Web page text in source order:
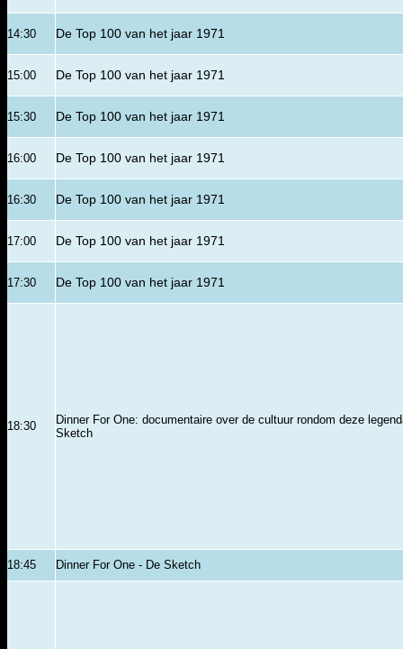
14:30 De Top 100 van het jaar 1971
15:00 De Top 100 van het jaar 1971
15:30 De Top 100 van het jaar 1971
16:00 De Top 100 van het jaar 1971
16:30 De Top 100 van het jaar 1971
17:00 De Top 100 van het jaar 1971
17:30 De Top 100 van het jaar 1971
18:30
Dinner For One: documentaire over de cultuur rondom deze
Sketch
18:45 Dinner For One - De Sketch